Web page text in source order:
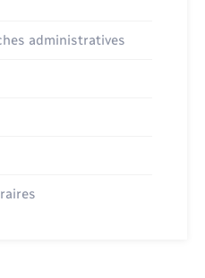
administratives